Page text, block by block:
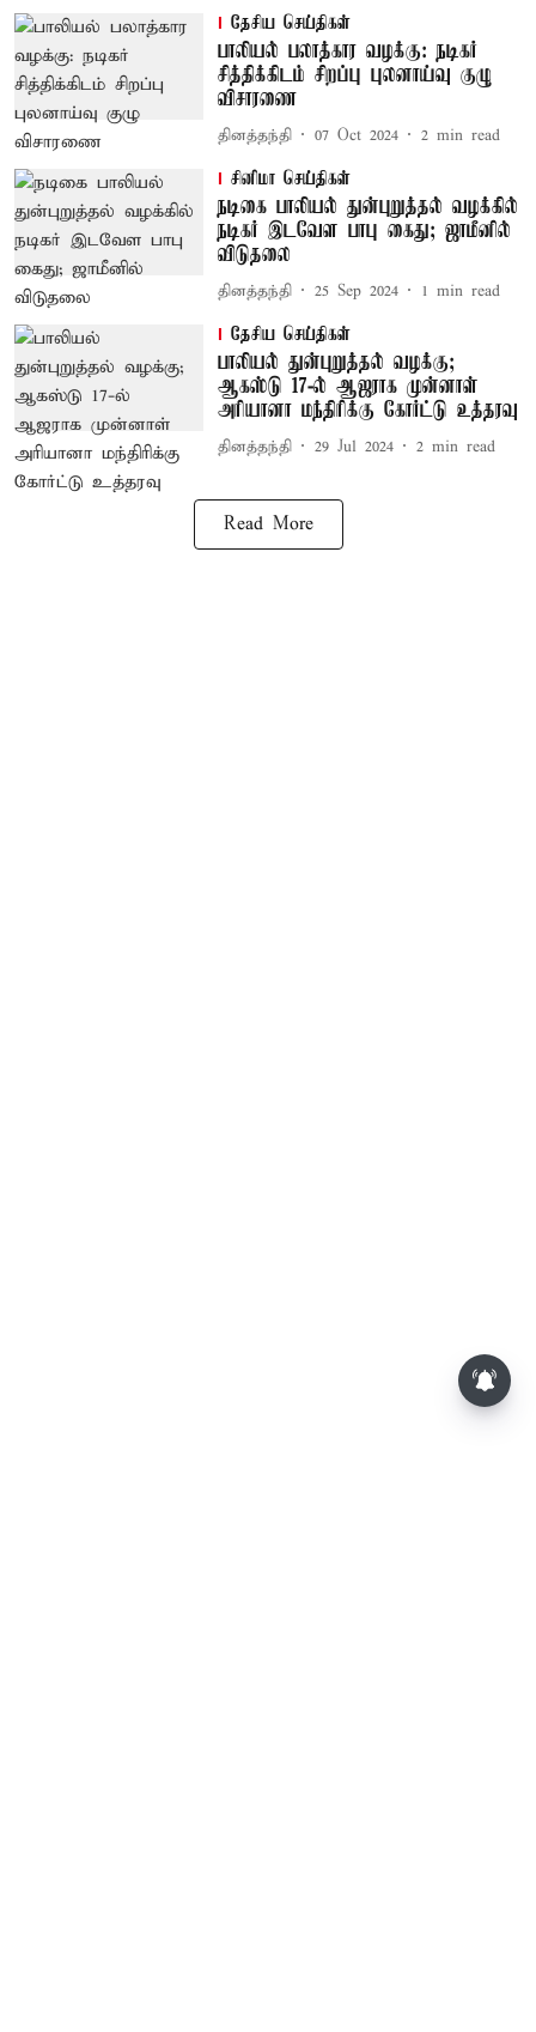
தேசிய செய்திகள்
பாலியல் பலாத்கார வழக்கு: நடிகர்
சித்திக்கிடம் சிறப்பு புலனாய்வு குழு
விசாரணை
தினத்தந்தி 07 Oct 2024 2 min read
சினிமா செய்திகள்
நடிகை பாலியல் துன்புறுத்தல் வழக்கில்
நடிகர் இடவேள பாபு கைது; ஜாமீனில்
விடுதலை
தினத்தந்தி 25 Sep 2024 1 min read
தேசிய செய்திகள்
பாலியல் துன்புறுத்தல் வழக்கு;
ஆகஸ்டு 17-ல் ஆஜராக முன்னாள்
அரியானா மந்திரிக்கு கோர்ட்டு உத்தரவு
தினத்தந்தி 29 Jul 2024 2 min read
Read More